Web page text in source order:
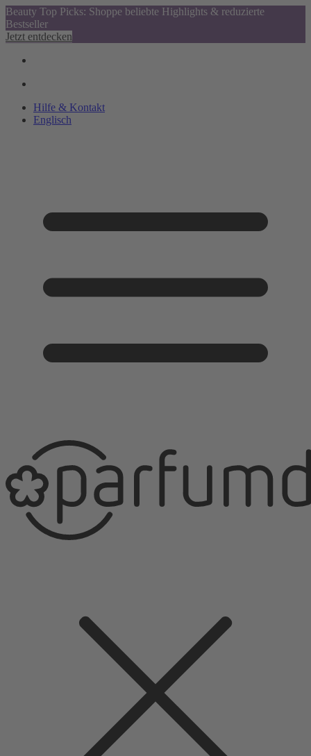
Beauty Top Picks: Shoppe beliebte Highlights & reduzierte
Bestseller
Jetzt entdecken
Hilfe & Kontakt
Englisch